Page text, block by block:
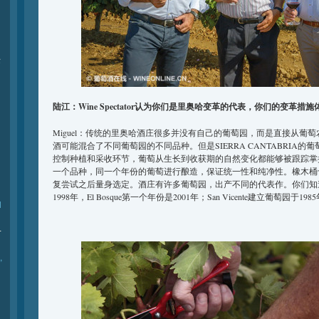
陆江：Wine Spectator认为你们是里奥哈变革的代表，你们的变革措施
Miguel：传统的里奥哈酒庄很多并没有自己的葡萄园，而是直接从葡
酒可能混合了不同葡萄园的不同品种。但是SIERRA CANTABRIA的
控制种植和采收环节，葡萄从生长到收获期的自然变化都能够被跟踪
一个品种，同一个年份的葡萄进行酿造，保证统一性和纯净性。橡木
复尝试之后量身选定。酒庄有许多葡萄园，出产不同的代表作。你们
1998年，El Bosque第一个年份是2001年；San Vicente建立葡萄园于